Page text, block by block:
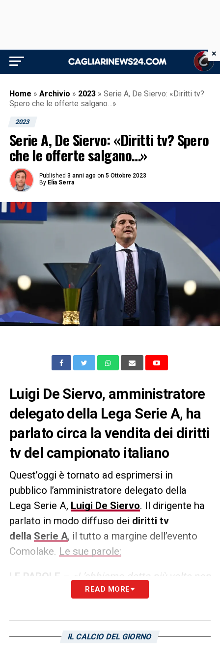
Home » Archivio » 2023 » Serie A, De Siervo: «Diritti tv?
Spero che le offerte salgano…»
2023
Serie A, De Siervo: «Diritti tv? Spero
che le offerte salgano…»
Published 3 anni ago on 5 Ottobre 2023
By Elia Serra
Luigi De Siervo, amministratore
delegato della Lega Serie A, ha
parlato circa la vendita dei diritti
tv del campionato italiano
Quest’oggi è tornato ad esprimersi in
pubblico l’amministratore delegato della
Lega Serie A, Luigi De Siervo. Il dirigente ha
parlato in modo diffuso dei diritti tv
della Serie A, il tutto a margine dell’evento
Comolake. Le sue parole:
LE PAROLE –
«L’abbiamo detto più volte non
a caso siamo alla quinta tappa di un
il lavoro svolto dalla commissione ha
portato le offerte dei broadcaster a crescere
READ MORE
IL CALCIO DEL GIORNO
×